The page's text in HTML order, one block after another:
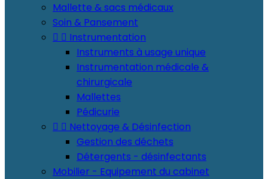
Mallette & sacs médicaux
Soin & Pansement
  Instrumentation
Instruments à usage unique
Instrumentation médicale &
chirurgicale
Mallettes
Pédicurie
  Nettoyage & Désinfection
Gestion des déchets
Détergents - désinfectants
Mobilier - Equipement du cabinet